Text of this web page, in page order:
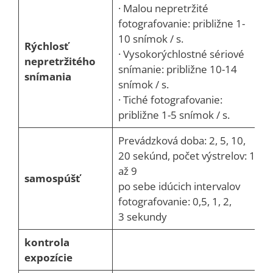
Rýchlosť
nepretržitého
snímania
· Malou nepretržité
fotografovanie: približne 1-
10 snímok / s.
· Vysokorýchlostné sériové
snímanie: približne 10-14
snímok / s.
· Tiché fotografovanie:
približne 1-5 snímok / s.
samospúšť
Prevádzková doba: 2, 5, 10,
20 sekúnd, počet výstrelov: 1
až 9
po sebe idúcich intervalov
fotografovanie: 0,5, 1, 2,
3 sekundy
kontrola
expozície